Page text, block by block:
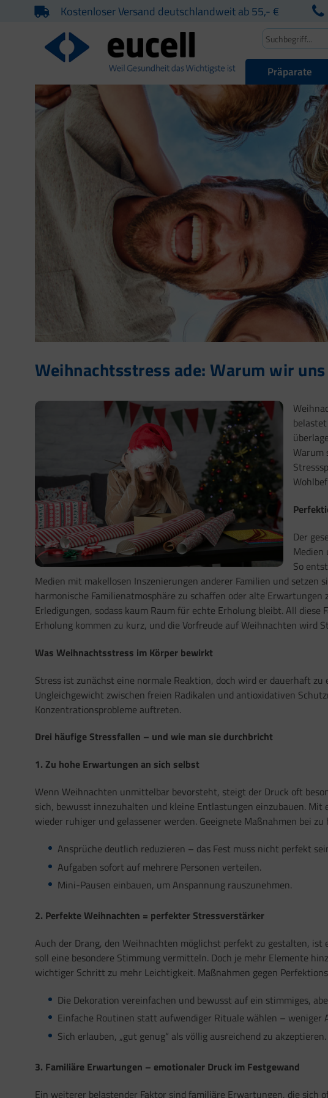
Kostenloser Versand deutschlandweit ab 55,- €
Präparate
Weihnachtsstress ade: Warum wir
Warum
Der
Medien
So
Medien mit makellosen Inszenierungen anderer Familien und
harmonische Familienatmosphäre zu schaffen oder alte
Erledigungen, sodass kaum Raum für echte Erholung bleibt. All
Erholung kommen zu kurz, und die Vorfreude auf Weihnachten wird
Was Weihnachtsstress im Körper bewirkt
Stress ist zunächst eine normale Reaktion, doch wird er dauerhaft
Ungleichgewicht zwischen freien Radikalen und antioxidativen
Konzentrationsprobleme auftreten.
Drei häufige Stressfallen – und wie man sie durchbricht
1. Zu hohe Erwartungen an sich selbst
Wenn Weihnachten unmittelbar bevorsteht, steigt der Druck oft
sich, bewusst innezuhalten und kleine Entlastungen einzubauen. Mit
wieder ruhiger und gelassener werden. Geeignete Maßnahmen bei
Ansprüche deutlich reduzieren – das Fest muss nicht perfekt
Aufgaben sofort auf mehrere Personen verteilen.
Mini-Pausen einbauen, um Anspannung rauszunehmen.
2. Perfekte Weihnachten = perfekter Stressverstärker
Auch der Drang, den Weihnachten möglichst perfekt zu gestalten,
soll eine besondere Stimmung vermitteln. Doch je mehr Elemente
wichtiger Schritt zu mehr Leichtigkeit. Maßnahmen gegen
Die Dekoration vereinfachen und bewusst auf ein stimmiges,
Einfache Routinen statt aufwendiger Rituale wählen – weniger
Sich erlauben, „gut genug“ als völlig ausreichend zu akzeptieren.
3. Familiäre Erwartungen – emotionaler Druck im Festgewand
Ein weiterer belastender Faktor sind familiäre Erwartungen, die